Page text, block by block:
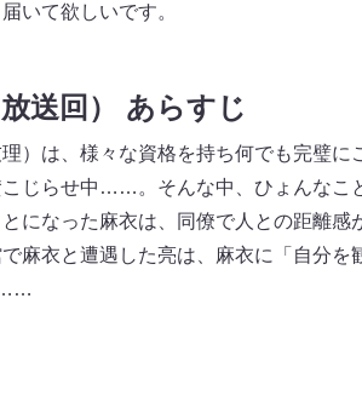
いて欲しいです。
送回） あらすじ
）は、様々な資格を持ち何でも完璧に
じらせ中……。そんな中、ひょんなこ
とになった麻衣は、同僚で人との距離
麻衣と遭遇した亮は、麻衣に「自分を
……